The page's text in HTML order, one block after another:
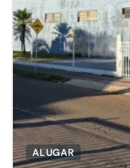
ALUGAR